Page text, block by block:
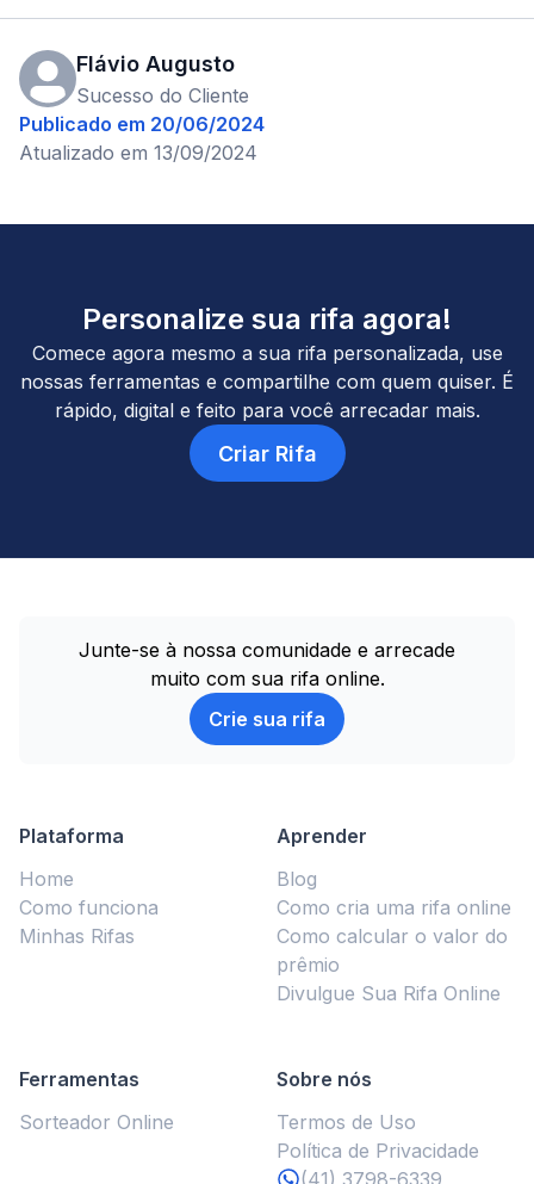
Flávio Augusto
Sucesso do Cliente
Publicado em 20/06/2024
Atualizado em 13/09/2024
Personalize sua rifa agora!
Comece agora mesmo a sua rifa personalizada, use
nossas ferramentas e compartilhe com quem quiser. É
rápido, digital e feito para você arrecadar mais.
Criar Rifa
Junte-se à nossa comunidade e arrecade
muito com sua rifa online.
Crie sua rifa
Plataforma
Home
Como funciona
Minhas Rifas
Aprender
Blog
Como cria uma rifa online
Como calcular o valor do
prêmio
Divulgue Sua Rifa Online
Ferramentas
Sorteador Online
Sobre nós
Termos de Uso
Política de Privacidade